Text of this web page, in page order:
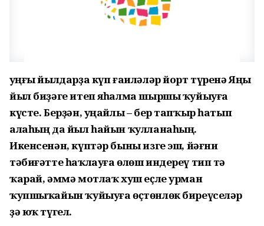
Һуңғы йылдарҙа күп ғаиләләр йорт түренә Яңы
йыл биҙәге итеп яһалма шыршы ҡуйыуға
күсте. Берҙән, уңайлы – бер тапҡыр һатып
алаһың да йыл һайын ҡулланаһың.
Икенсенән, күптәр быны изге эш, йәғни
тәбиғәтте һаҡлауға өлөш индереү тип тә
ҡарай, әммә мотлаҡ хуш еҫле урман
ҡупшыҡайын ҡуйыуға өҫтөнлөк биреүселәр
ҙә юҡ түгел.